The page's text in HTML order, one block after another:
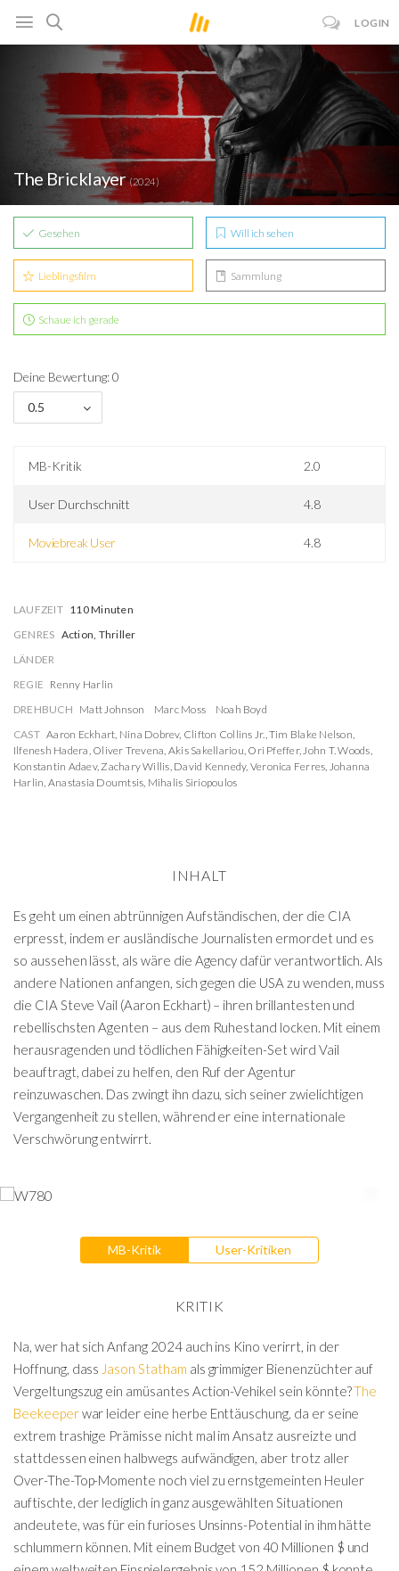
LOGIN
The Bricklayer(2024)
Gesehen Will ich sehen
Lieblingsfilm Sammlung
Schaue ich gerade
Deine Bewertung: 0
0.5
MB-Kritik 2.0
User Durchschnitt 4.8
Moviebreak User 4.8
LAUFZEIT 110 Minuten
GENRES Action, Thriller
LÄNDER
REGIE Renny Harlin
DREHBUCH Matt Johnson Marc Moss
Noah Boyd
CAST Aaron Eckhart, Nina Dobrev, Clifton Collins Jr.,Tim Blake Nelson,
Ilfenesh Hadera, Oliver Trevena, Akis Sakellariou, Ori Pfeffer,John T. Woods,
Konstantin Adaev,Zachary Willis, David Kennedy, Veronica Ferres, Johanna
Harlin, Anastasia Doumtsis, Mihalis Siriopoulos
INHALT
Es geht um einen abtrünnigen Aufständischen, der die CIA
erpresst, indem er ausländische Journalisten ermordet und es
so aussehen lässt, als wäre die Agency dafür verantwortlich. Als
andere Nationen anfangen, sich gegen die USA zu wenden, muss
die CIA Steve Vail (Aaron Eckhart) – ihren brillantesten und
rebellischsten Agenten – aus dem Ruhestand locken. Mit einem
herausragenden und tödlichen Fähigkeiten-Set wird Vail
beauftragt, dabei zu helfen, den Ruf der Agentur
reinzuwaschen. Das zwingt ihn dazu, sich seiner zwielichtigen
Vergangenheit zu stellen, während er eine internationale
Verschwörung entwirrt.
MB-Kritik User-Kritiken
KRITIK
Na, wer hat sich Anfang 2024 auch ins Kino verirrt, in der
Hoffnung, dass Jason Statham als grimmiger Bienenzüchter auf
Vergeltungszug ein amüsantes Action-Vehikel sein könnte?The
Beekeeperwar leider eine herbe Enttäuschung, da er seine
extrem trashige Prämisse nicht mal im Ansatz ausreizte und
stattdessen einen halbwegs aufwändigen, aber trotz aller
Over-The-Top-Momente noch viel zu ernstgemeinten Heuler
auftischte, der lediglich in ganz ausgewählten Situationen
andeutete, was für ein furioses Unsinns-Potential in ihm hätte
schlummern können. Mit einem Budget von 40 Millionen $ und